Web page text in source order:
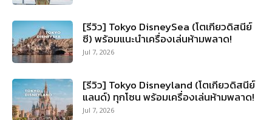
[รีวิว] Tokyo DisneySea (โตเกียวดิสนีย์
ซี) พร้อมแนะนำเครื่องเล่นห้ามพลาด!
Jul 7, 2026
[รีวิว] Tokyo Disneyland (โตเกียวดิสนีย์
แลนด์) ทุกโซน พร้อมเครื่องเล่นห้ามพลาด!
Jul 7, 2026